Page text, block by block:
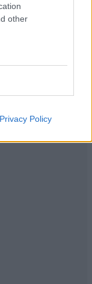
other
Privacy Policy